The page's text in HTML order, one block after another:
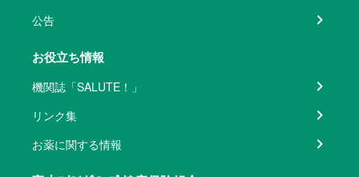
公告
お役立ち情報
機関誌「SALUTE！」
リンク集
お薬に関する情報